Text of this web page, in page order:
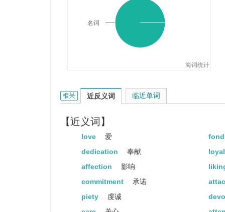
牺牲精神
他的信仰使他成为祭司。
A career needs our devotion all
一项事业需要我们毕生的奉献。
His devotion to music is plain
他对音乐的挚爱是显而易见的。
他热爱自己的学生，我们很受感
海词统计
名词
devotion的相关资料：
近反义词
【近义词】
love 爱
dedication
奉献
affection
影响
commitment
承诺
piety
虔诚
临近单词